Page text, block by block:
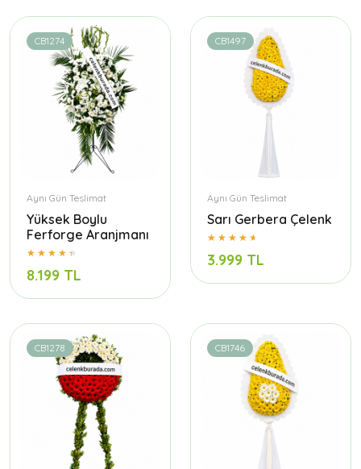
CB1274
Aynı Gün Teslimat
Yüksek Boylu
Ferforge Aranjmanı
8.199 TL
CB1497
Aynı Gün Teslimat
Sarı Gerbera Çelenk
3.999 TL
CB1278 CB1746